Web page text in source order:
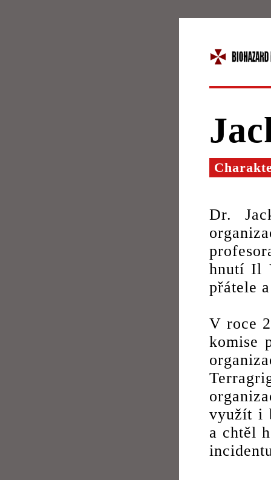
Dr.
hnutí Il
přátele
V roce
komise
využít i
a chtěl